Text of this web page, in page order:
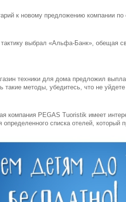
к новому предложению компании по
выбрал «Альфа-Банк», обещая
техники для дома предложил
такие методы, убедитесь, что не уйдете
компания PEGAS Tuoristik имеет
определенного списка отелей, который